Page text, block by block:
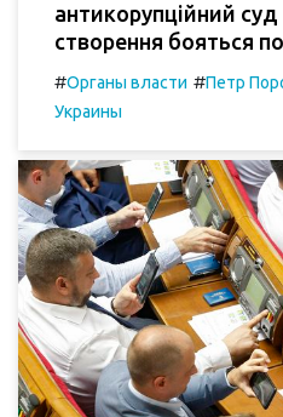
антикорупційний суд
створення бояться
#Органы власти #Петр
Украины